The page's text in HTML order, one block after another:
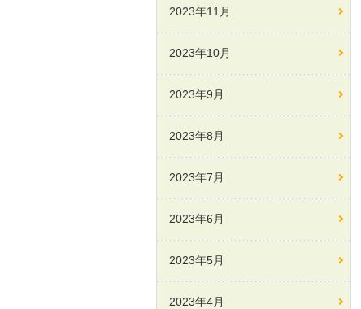
2023年11月
2023年10月
2023年9月
2023年8月
2023年7月
2023年6月
2023年5月
2023年4月